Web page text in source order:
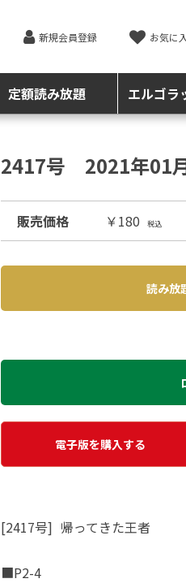
新規会員登録 お気に
定額読み放題 エルゴラ
2417号 2021年01
販売価格 ￥180 税込
読み放
電子版を購入する
[2417号] 帰ってきた王者
■P2-4